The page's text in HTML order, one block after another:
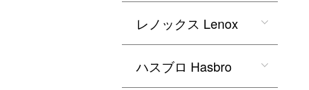
レノックス Lenox
ハスブロ Hasbro